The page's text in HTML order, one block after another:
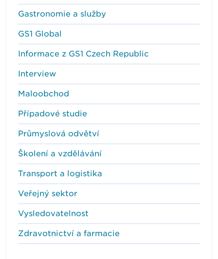
Gastronomie a služby
GS1 Global
Informace z GS1 Czech Republic
Interview
Maloobchod
Případové studie
Průmyslová odvětví
Školení a vzdělávání
Transport a logistika
Veřejný sektor
Vysledovatelnost
Zdravotnictví a farmacie